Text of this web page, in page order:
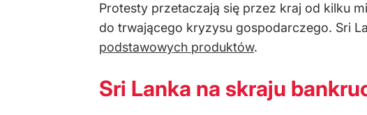
Protesty przetaczają się przez kraj od kilku
do trwającego kryzysu gospodarczego. Sri
podstawowych produktów.
Sri Lanka na skraju